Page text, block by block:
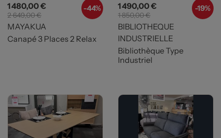
-44%
Prix
1 480,00 € Prix de base
2 649,00 €
MAYAKUA
Canapé 3 Places 2 Relax
-19%
Prix
1 490,00 € Prix de base
1 850,00 €
BIBLIOTHEQUE
INDUSTRIELLE
Bibliothèque Type
Industriel